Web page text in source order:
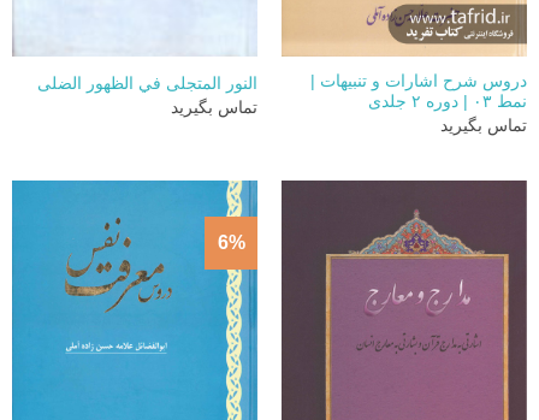
دروس شرح اشارات و تنبیهات |
نمط ۰۳ | دوره ۲ جلدی
تماس بگیرید
النور المتجلی في الظهور الضلی
تماس بگیرید
6%